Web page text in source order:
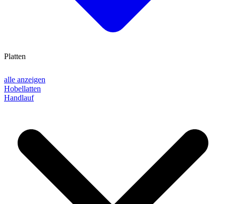
alle anzeigen
Hobellatten
Handlauf
Platten